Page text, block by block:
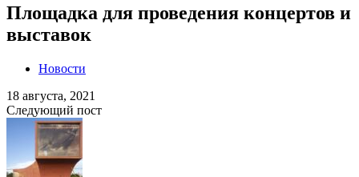
Площадка для проведения концертов и
выставок
Новости
18 августа, 2021
Следующий пост